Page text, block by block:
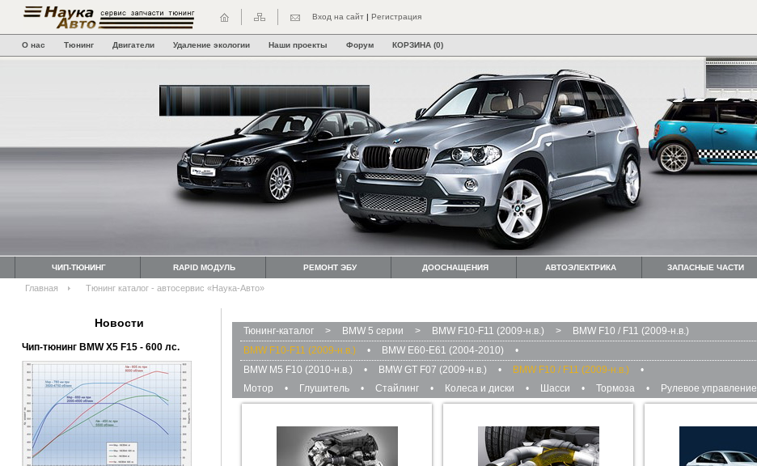
Вход на сайт | Регистрация
О нас Тюнинг Двигатели Удаление экологии Наши проекты Форум КОРЗИНА (0)
ЧИП-ТЮНИНГ RAPID МОДУЛЬ РЕМОНТ ЭБУ ДООСНАЩЕНИЯ АВТОЭЛЕКТРИКА ЗАПАСНЫЕ ЧАСТИ
Главная Тюнинг каталог - автосервис «Наука-Авто»
Новости
Чип-тюнинг BMW Х5 F15 - 600 лс.
Тюнинг-каталог > BMW 5 серии > BMW F10-F11 (2009-н.в.) >
BMW F10 / F11 (2009-н.в.)
BMW F10-F11 (2009-н.в.)
• BMW E60-E61 (2004-2010)
•
BMW M5 F10 (2010-н.в.)
• BMW GT F07 (2009-н.в.) • BMW F10 / F11 (2009-н.в.)
•
Мотор
• Глушитель • Стайлинг • Колеса и диски • Шасси • Тормоза • Рулевое управление